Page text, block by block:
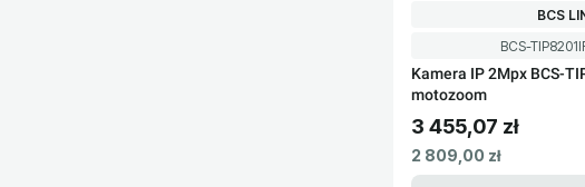
Kod produktu
BCS-
Kamera IP 2Mpx BCS-
motozoom
BCS
Cena brutto
3 455,07 zł
Cena netto
2 809,00 zł